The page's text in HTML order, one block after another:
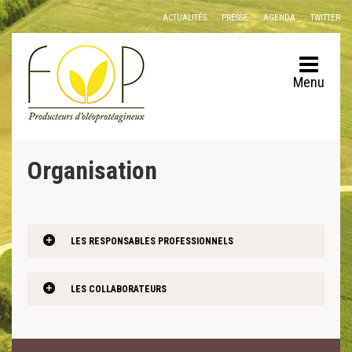
Panneau de gestion des cookies
ACTUALITÉS PRESSE AGENDA TWITTER
Menu
Organisation
LES RESPONSABLES PROFESSIONNELS
LES COLLABORATEURS